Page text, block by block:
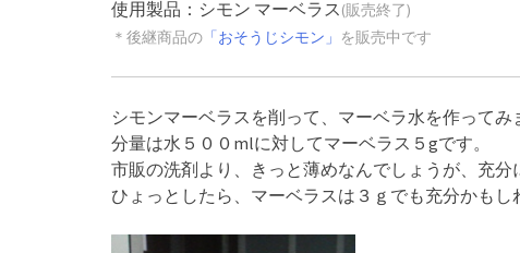
使用製品：シモン マーベラス(販売終了)
＊後継商品の 「おそうじシモン」 を販売中です
シモンマーベラスを削って、マーベラ水を作ってみ
分量は水５００mlに対してマーベラス５gです。
市販の洗剤より、きっと薄めなんでしょうが、充分
ひょっとしたら、マーベラスは３ｇでも充分かもし